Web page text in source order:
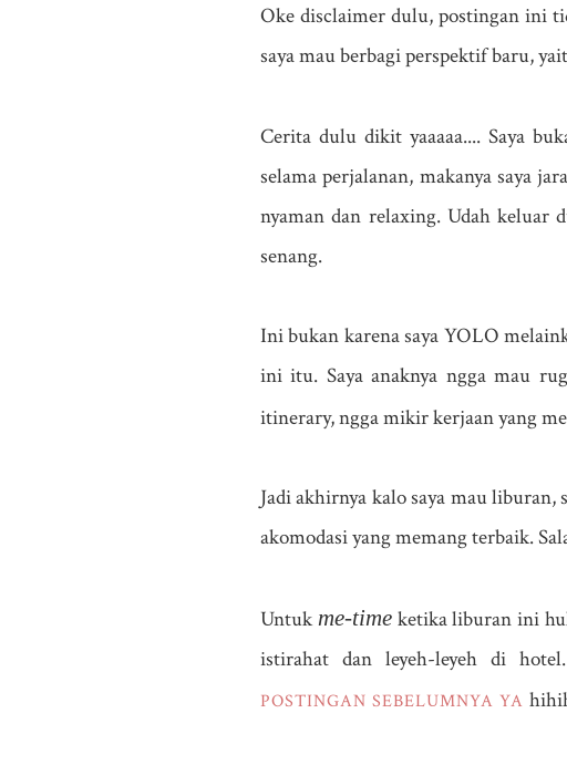
Oke disclaimer dulu, postingan ini
saya mau berbagi perspektif baru,
Cerita dulu dikit yaaaaa.... Saya
selama perjalanan, makanya saya
nyaman dan relaxing. Udah keluar
senang.
Ini bukan karena saya YOLO
ini itu. Saya anaknya ngga mau
itinerary, ngga mikir kerjaan yang
Jadi akhirnya kalo saya mau liburan,
akomodasi yang memang terbaik.
Untukme-timeketika liburan ini
istirahat dan leyeh-leyeh di
POSTINGAN SEBELUMNYA YA